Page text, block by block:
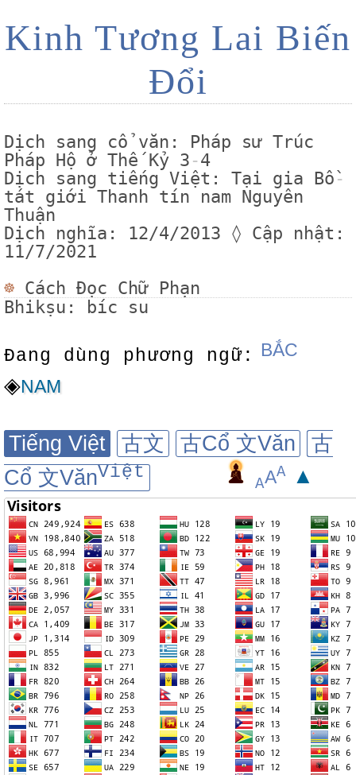
Kinh Tương Lai Biến
Đổi
Dịch sang cổ văn: Pháp sư Trúc
Pháp Hộ ở Thế Kỷ 3 - 4
Dịch sang tiếng Việt: Tại gia Bồ -
tát giới Thanh tín nam Nguyên
Thuận
Dịch nghĩa: 12/4/2013 ◊ Cập nhật:
11/7/2021
☸ Cách Đọc Chữ Phạn
Bhikṣu: bíc su
Đang dùng phương ngữ: BẮC
◈NAM
Tiếng Việt 古文 古Cổ 文Văn
古
Cổ 文VănViệt
AAA ▲